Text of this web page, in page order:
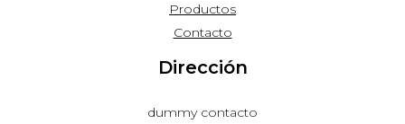
Productos
Contacto
Dirección
dummy contacto